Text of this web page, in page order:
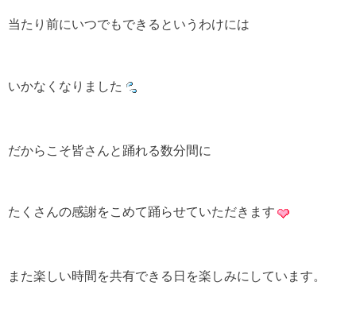
当たり前にいつでもできるというわけには
いかなくなりました
だからこそ皆さんと踊れる数分間に
たくさんの感謝をこめて踊らせていただきます
また楽しい時間を共有できる日を楽しみにしています。